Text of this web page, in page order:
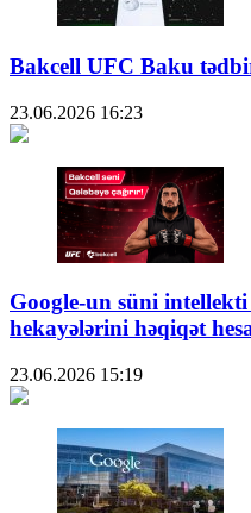
Bakcell UFC Baku
23.06.2026 16:23
Google-un süni
hekayələrini həqiqət
23.06.2026 15:19